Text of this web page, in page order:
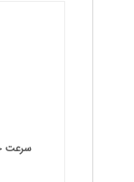
سرعت